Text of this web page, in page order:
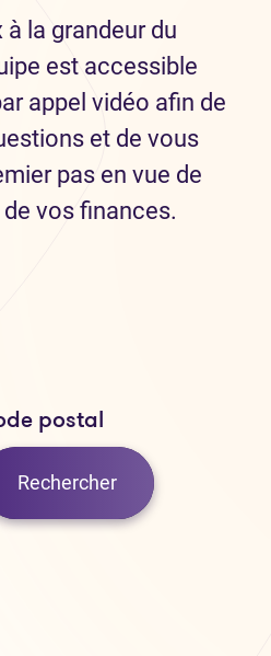
la grandeur du
est accessible
appel vidéo afin de
et de vous
pas en vue de
vos finances.
postal
Rechercher